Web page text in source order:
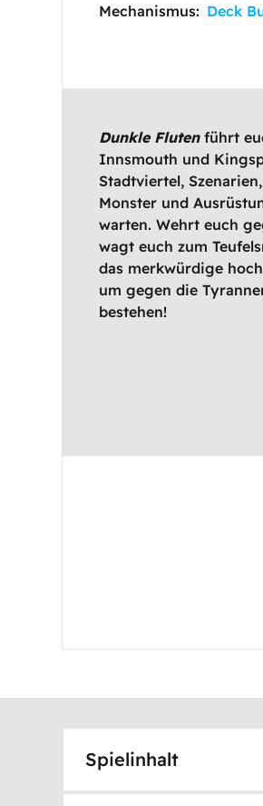
Mechanismus: Deck
Dunkle Flutenführt
Innsmouth und
Stadtviertel,
Monster und
warten. Wehrt euch
wagt euch zum
das merkwürdige
um gegen die
bestehen!
Spielinhalt